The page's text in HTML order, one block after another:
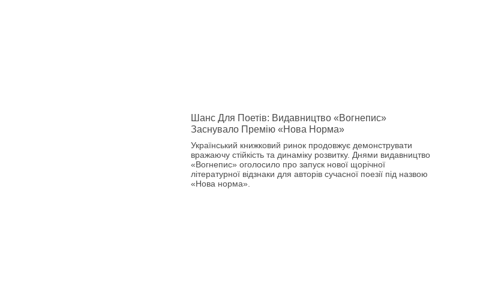
Шанс Для Поетів: Видавництво «Вогнепис»
Заснувало Премію «Нова Норма»
Український книжковий ринок продовжує демонструвати
вражаючу стійкість та динаміку розвитку. Днями видавництво
«Вогнепис» оголосило про запуск нової щорічної
літературної відзнаки для авторів сучасної поезії під назвою
«Нова норма».